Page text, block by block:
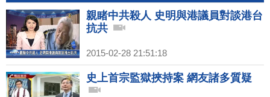
親睹中共殺人 史明與港議員對談港台
抗共
2015-02-28 21:51:18
史上首宗監獄挾持案 網友諸多質疑